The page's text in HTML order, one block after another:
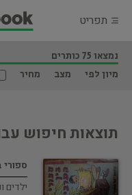
תפריט
נמצאו 75 כותרים
מיון לפי
מצב מחיר
תוצאות חיפוש
ילדים